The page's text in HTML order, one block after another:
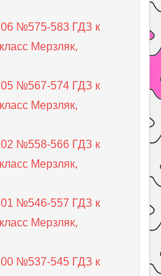
№575-583 ГДЗ к
Мерзляк,
№567-574 ГДЗ к
Мерзляк,
№558-566 ГДЗ к
Мерзляк,
№546-557 ГДЗ к
Мерзляк,
№537-545 ГДЗ к